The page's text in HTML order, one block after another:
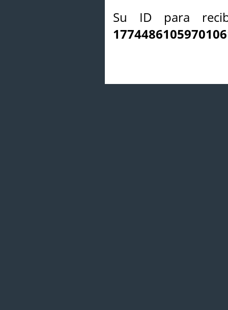
Su ID para